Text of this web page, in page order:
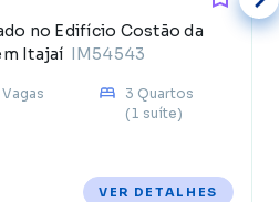
no Edifício Costão da
Itajaí IM54543
Vagas
3 Quartos
(1 suíte)
VER DETALHES